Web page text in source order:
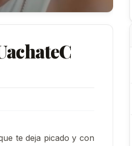
te deja picado y con